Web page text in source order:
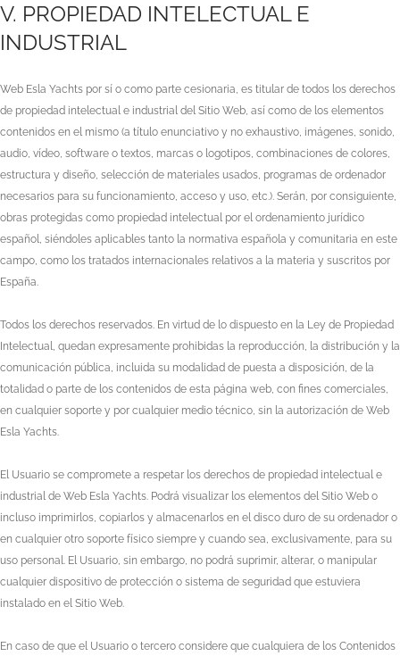
V. PROPIEDAD INTELECTUAL E
INDUSTRIAL
Web Esla Yachts por sí o como parte cesionaria, es titular de todos los derechos
de propiedad intelectual e industrial del Sitio Web, así como de los elementos
contenidos en el mismo (a título enunciativo y no exhaustivo, imágenes, sonido,
audio, vídeo, software o textos, marcas o logotipos, combinaciones de colores,
estructura y diseño, selección de materiales usados, programas de ordenador
necesarios para su funcionamiento, acceso y uso, etc.). Serán, por consiguiente,
obras protegidas como propiedad intelectual por el ordenamiento jurídico
español, siéndoles aplicables tanto la normativa española y comunitaria en este
campo, como los tratados internacionales relativos a la materia y suscritos por
España.
Todos los derechos reservados. En virtud de lo dispuesto en la Ley de Propiedad
Intelectual, quedan expresamente prohibidas la reproducción, la distribución y la
comunicación pública, incluida su modalidad de puesta a disposición, de la
totalidad o parte de los contenidos de esta página web, con fines comerciales,
en cualquier soporte y por cualquier medio técnico, sin la autorización de Web
Esla Yachts.
El Usuario se compromete a respetar los derechos de propiedad intelectual e
industrial de Web Esla Yachts. Podrá visualizar los elementos del Sitio Web o
incluso imprimirlos, copiarlos y almacenarlos en el disco duro de su ordenador o
en cualquier otro soporte físico siempre y cuando sea, exclusivamente, para su
uso personal. El Usuario, sin embargo, no podrá suprimir, alterar, o manipular
cualquier dispositivo de protección o sistema de seguridad que estuviera
instalado en el Sitio Web.
En caso de que el Usuario o tercero considere que cualquiera de los Contenidos